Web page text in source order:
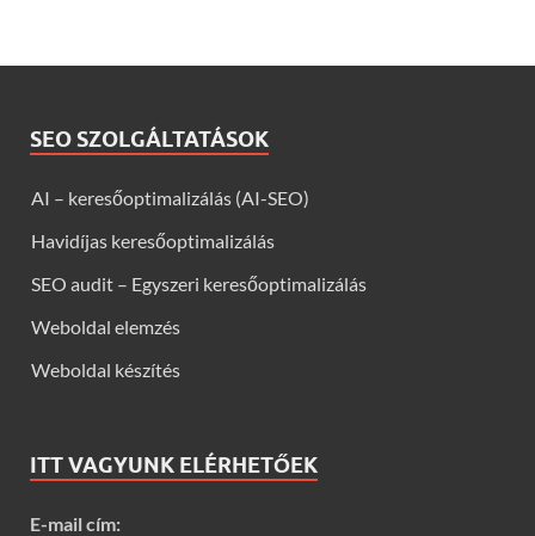
SEO SZOLGÁLTATÁSOK
AI – keresőoptimalizálás (AI-SEO)
Havidíjas keresőoptimalizálás
SEO audit – Egyszeri keresőoptimalizálás
Weboldal elemzés
Weboldal készítés
ITT VAGYUNK ELÉRHETŐEK
E-mail cím: